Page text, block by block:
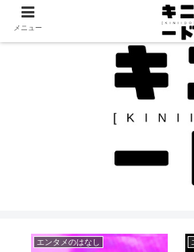
見つけたモノを、見つけたままに。
エンタメのはなし
メニュー